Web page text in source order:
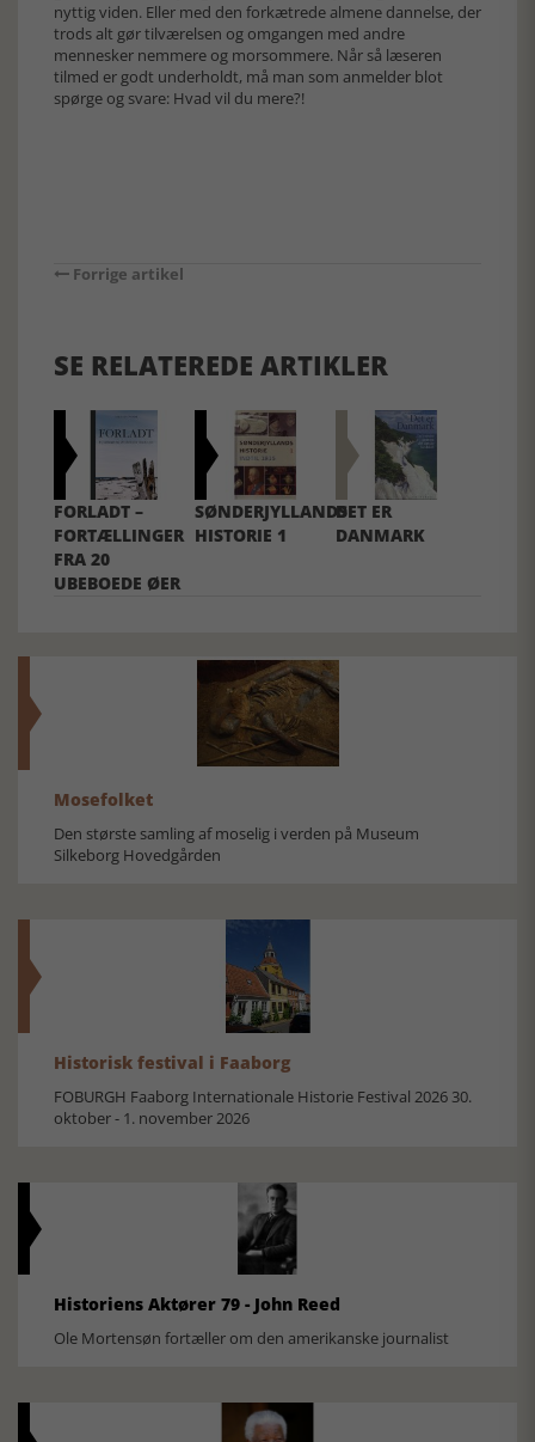
nyttig viden. Eller med den forkætrede almene dannelse, der
trods alt gør tilværelsen og omgangen med andre
mennesker nemmere og morsommere. Når så læseren
tilmed er godt underholdt, må man som anmelder blot
spørge og svare: Hvad vil du mere?!
Forrige artikel
SE RELATEREDE ARTIKLER
FORLADT –
FORTÆLLINGER
FRA 20
UBEBOEDE ØER
SØNDERJYLLANDS
HISTORIE 1
DET ER
DANMARK
Mosefolket
Den største samling af moselig i verden på Museum
Silkeborg Hovedgården
Historisk festival i Faaborg
FOBURGH Faaborg Internationale Historie Festival 2026 30.
oktober - 1. november 2026
Historiens Aktører 79 - John Reed
Ole Mortensøn fortæller om den amerikanske journalist